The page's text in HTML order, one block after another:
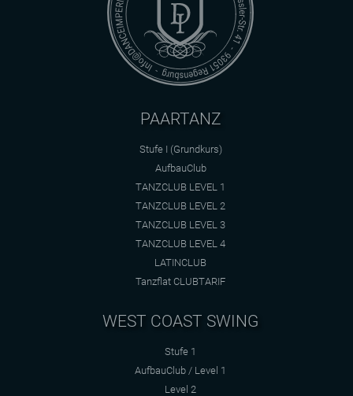
PAARTANZ
Stufe I (Grundkurs)
AufbauClub
TANZCLUB LEVEL 1
TANZCLUB LEVEL 2
TANZCLUB LEVEL 3
TANZCLUB LEVEL 4
LATINCLUB
Tanzflat CLUBTARIF
WEST COAST SWING
Stufe 1
AufbauClub / Level 1
Level 2